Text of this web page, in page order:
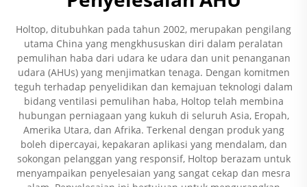
Holtop, ditubuhkan pada tahun 2002, merupakan pengilang
utama China yang mengkhususkan diri dalam peralatan
pemulihan haba dari udara ke udara dan unit penanganan
udara (AHUs) yang menjimatkan tenaga. Dengan komitmen
teguh terhadap penyelidikan dan kemajuan teknologi dalam
bidang ventilasi pemulihan haba, Holtop telah membina
hubungan perniagaan yang kukuh di seluruh Asia, Eropah,
Amerika Utara, dan Afrika. Terkenal dengan produk yang
boleh dipercayai, kepakaran aplikasi yang mendalam, dan
sokongan pelanggan yang responsif, Holtop berazam untuk
menyampaikan penyelesaian yang sangat cekap dan mesra